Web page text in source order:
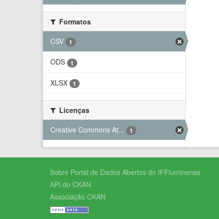
Formatos
CSV
1
ODS 1
XLSX 1
Licenças
Creative Commons At...
1
Sobre Portal de Dados Abertos do IFFluminense
API do CKAN
Associação CKAN